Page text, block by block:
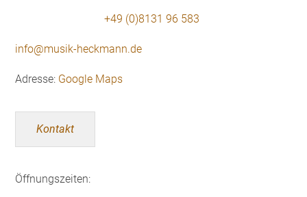
+49 (0)8131 96 583
info@musik-heckmann.de
Adresse: Google Maps
Kontakt
Öffnungszeiten: